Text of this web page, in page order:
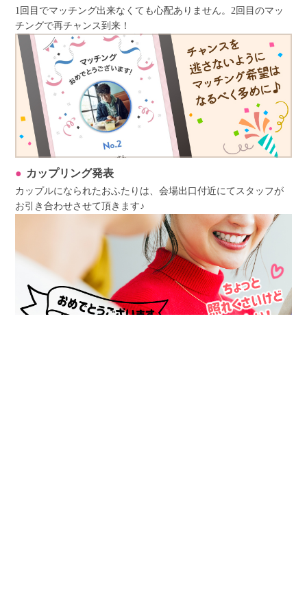
1回目でマッチング出来なくても心配ありません。2回目のマッ
チングで再チャンス到来！
カップリング発表
カップルになられたおふたりは、会場出口付近にてスタッフが
お引き合わせさせて頂きます♪